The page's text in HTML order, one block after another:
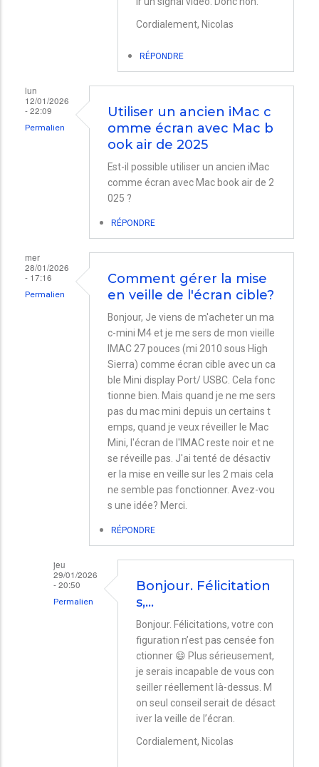
5K
Cordialement, Nicolas
RÉPONDRE
lun
12/01/2026
- 22:09
Permalien
Utiliser un ancien iMac c
omme écran avec Mac b
ook air de 2025
Est-il possible utiliser un ancien iMac
comme écran avec Mac book air de 2
025 ?
RÉPONDRE
mer
28/01/2026
- 17:16
Permalien
Comment gérer la mise
en veille de l'écran cible?
Bonjour, Je viens de m'acheter un ma
c-mini M4 et je me sers de mon vieille
IMAC 27 pouces (mi 2010 sous High
Sierra) comme écran cible avec un ca
ble Mini display Port/ USBC. Cela fonc
tionne bien. Mais quand je ne me sers
pas du mac mini depuis un certains t
emps, quand je veux réveiller le Mac
Mini, l'écran de l'IMAC reste noir et ne
se réveille pas. J'ai tenté de désactiv
er la mise en veille sur les 2 mais cela
ne semble pas fonctionner. Avez-vou
s une idée? Merci.
RÉPONDRE
jeu
29/01/2026
- 20:50
Permalien
Bonjour. Félicitation
s,…
Bonjour. Félicitations, votre con
figuration n’est pas censée fon
ctionner 😄 Plus sérieusement,
je serais incapable de vous con
seiller réellement là-dessus. M
on seul conseil serait de désact
iver la veille de l’écran.
Cordialement, Nicolas